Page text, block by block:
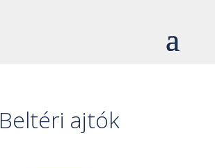
Beltéri ajtók